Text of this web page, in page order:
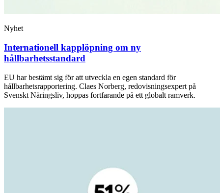
Nyhet
Internationell kapplöpning om ny
hållbarhetsstandard
EU har bestämt sig för att utveckla en egen standard för
hållbarhetsrapportering. Claes Norberg, redovisningsexpert på
Svenskt Näringsliv, hoppas fortfarande på ett globalt ramverk.